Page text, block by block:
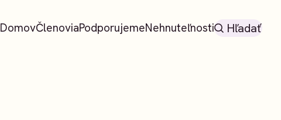
DomovČlenoviaPodporujemeNehnuteľnosti Hľadať